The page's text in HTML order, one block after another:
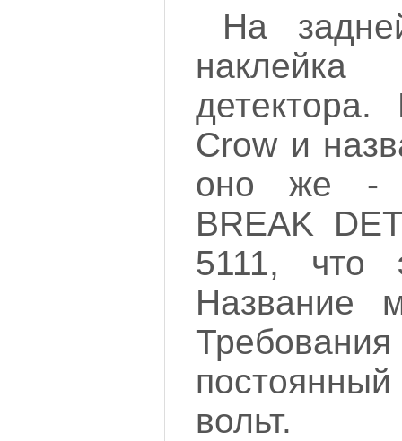
На
Crow и
оно же -
BREAK
5111, что
Название
вольт.